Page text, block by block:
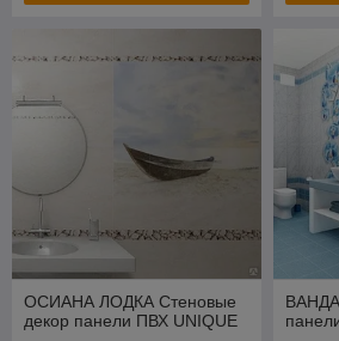
ОСИАНА ЛОДКА Стеновые
декор панели ПВХ UNIQUE